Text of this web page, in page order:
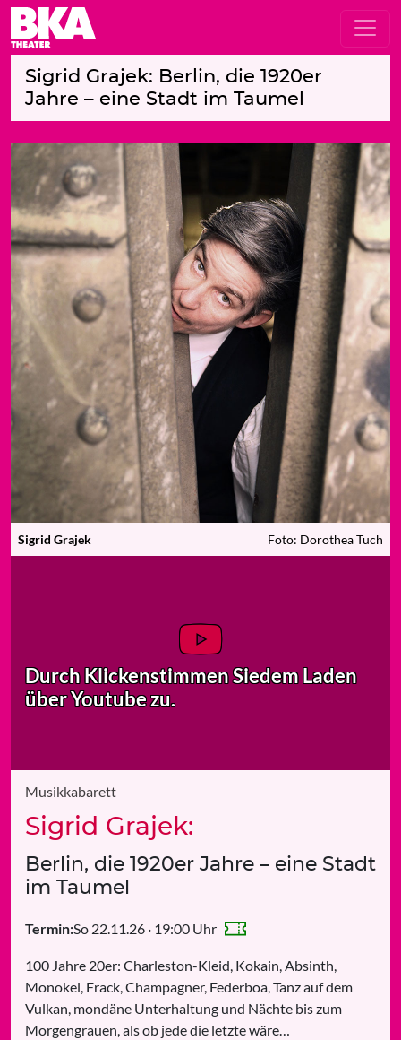
Sigrid Grajek: Berlin, die 1920er
Jahre – eine Stadt im Taumel
Sigrid Grajek Foto: Dorothea Tuch
Durch Klickenstimmen Siedem Laden
über Youtube zu.
Musikkabarett
Sigrid Grajek:
Berlin, die 1920er Jahre – eine Stadt
im Taumel
Termin:So 22.11.26 · 19:00 Uhr
100 Jahre 20er: Charleston-Kleid, Kokain, Absinth,
Monokel, Frack, Champagner, Federboa, Tanz auf dem
Vulkan, mondäne Unterhaltung und Nächte bis zum
Morgengrauen, als ob jede die letzte wäre…